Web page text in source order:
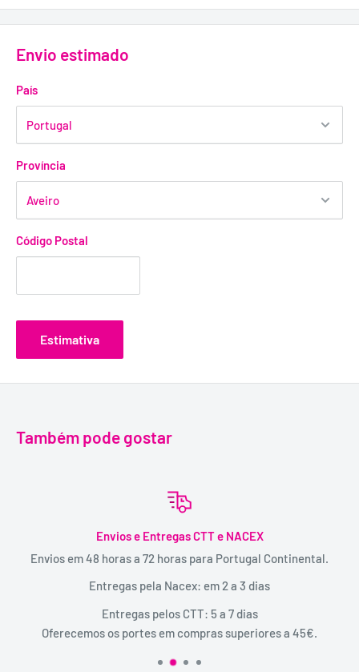
Envio estimado
País
Província
Código Postal
Estimativa
Também pode gostar
Envios e Entregas CTT e NACEX
Envios em 48 horas a 72 horas para Portugal Continental.
Entregas pela Nacex: em 2 a 3 dias
Entregas pelos CTT: 5 a 7 dias
Oferecemos os portes em compras superiores a 45€.